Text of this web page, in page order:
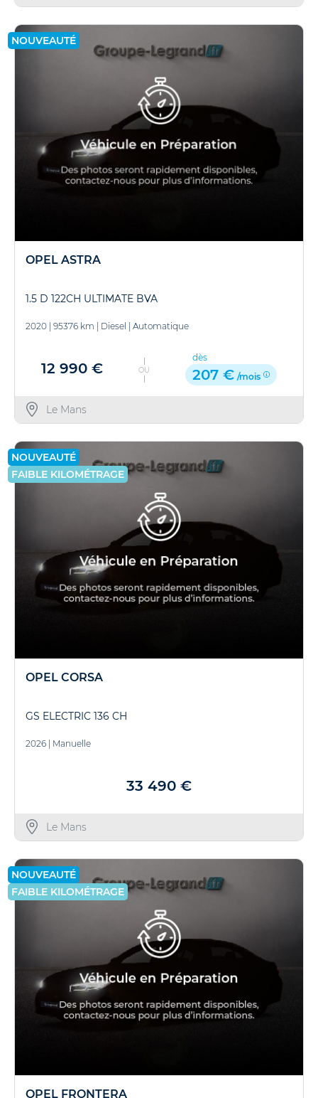
NOUVEAUTÉ
OPEL ASTRA
1.5 D 122CH ULTIMATE BVA
2020 95376 km Diesel Automatique
12 990 € OU
dès
207 € /mois
Le Mans
NOUVEAUTÉ
FAIBLE KILOMÉTRAGE
OPEL CORSA
GS ELECTRIC 136 CH
2026 Manuelle
33 490 €
Le Mans
NOUVEAUTÉ
FAIBLE KILOMÉTRAGE
OPEL FRONTERA